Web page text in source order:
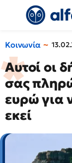
Κοινωνία
Αυτοί οι
σας
ευρώ για
εκεί